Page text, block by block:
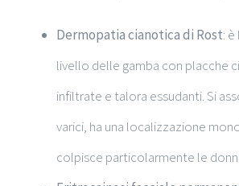
Dermopatia cianotica di Rost:
livello delle gamba con placche
infiltrate e talora essudanti. Si
varici, ha una localizzazione
colpisce particolarmente le